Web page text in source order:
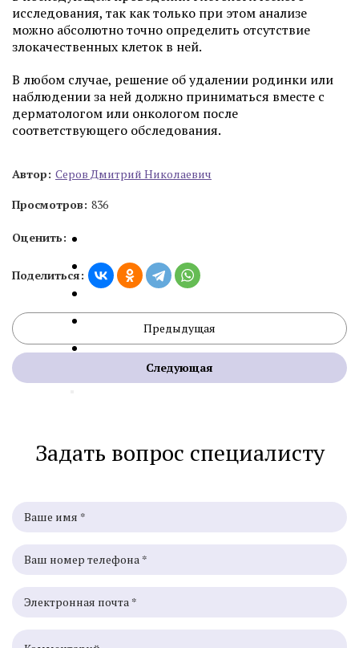
исследования, так как только при этом анализе
можно абсолютно точно определить отсутствие
злокачественных клеток в ней.
В любом случае, решение об удалении родинки или
наблюдении за ней должно приниматься вместе с
дерматологом или онкологом после
соответствующего обследования.
Автор: Серов Дмитрий Николаевич
Просмотров: 836
Оценить:
Поделиться:
Предыдущая
Следующая
Задать вопрос специалисту